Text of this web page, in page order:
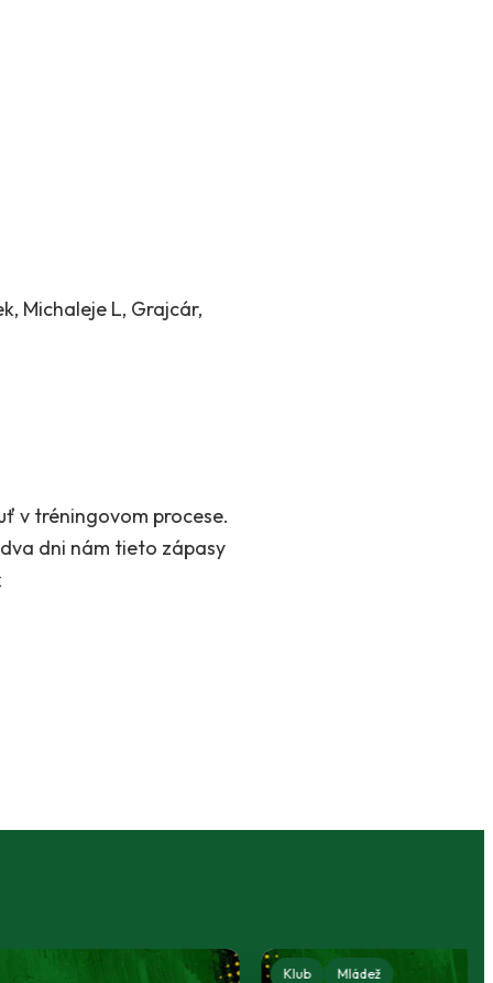
Michaleje L, Grajcár,
v tréningovom procese.
dni nám tieto zápasy
U15 - Starší žiaci U14 - Starší žiaci